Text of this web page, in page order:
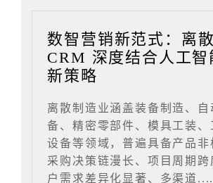
数智营销新范式：离
CRM 深度结合人工智
新策略
离散制造业涵盖装备制造、自
备、精密零部件、模具工装、
设备等领域，普遍具备产品非
采购决策链漫长、项目周期跨
户需求差异化显著、多渠道